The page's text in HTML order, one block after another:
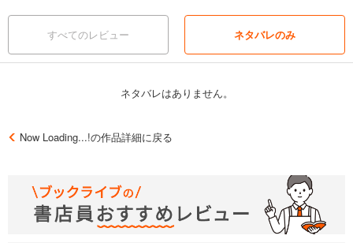
すべてのレビュー ネタバレのみ
ネタバレはありません。
Now Loading...!の作品詳細に戻る